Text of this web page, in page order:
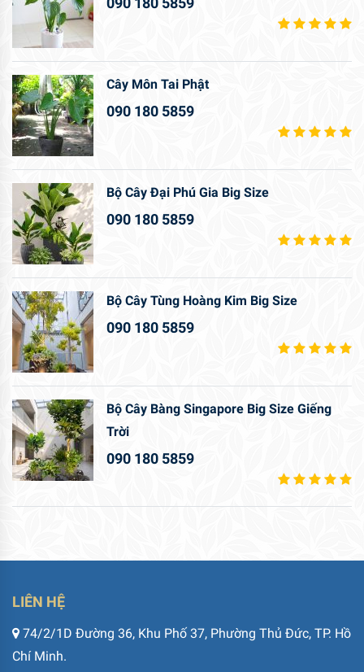
Cây Môn Tai Phật
090 180 5859
Bộ Cây Đại Phú Gia Big Size
090 180 5859
Bộ Cây Tùng Hoàng Kim Big Size
090 180 5859
Bộ Cây Bàng Singapore Big Size Giếng
Trời
090 180 5859
LIÊN HỆ
74/2/1D Đường 36, Khu Phố 37, Phường Thủ Đức, TP. Hồ
Chí Minh.